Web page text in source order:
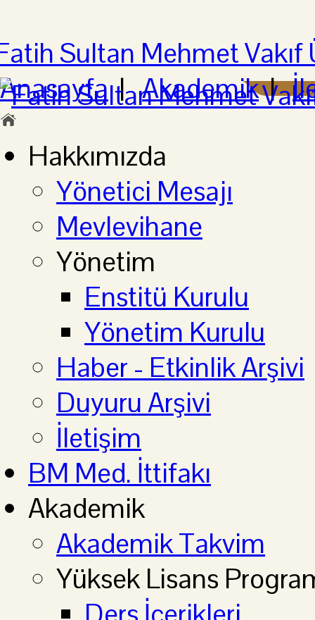
Anasayfa|Akademik|
Hakkımızda
Yönetici Mesajı
Mevlevihane
Yönetim
Enstitü Kurulu
Yönetim Kurulu
Haber - Etkinlik Arşivi
Duyuru Arşivi
İletişim
BM Med. İttifakı
Akademik
Akademik Takvim
Yüksek Lisans